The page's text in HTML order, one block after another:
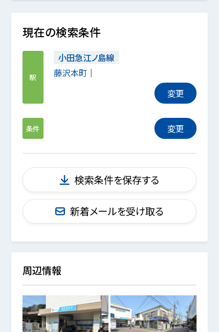
現在の検索条件
駅
小田急江ノ島線
藤沢本町
変更
条件 変更
検索条件を保存する
新着メールを受け取る
周辺情報